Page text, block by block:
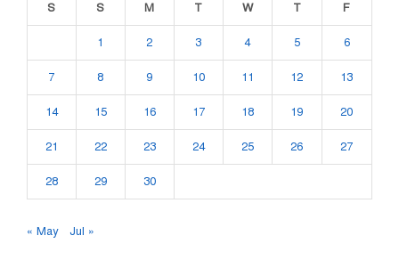
S
S M T W T F
1 2 3 4 5 6
7 8 9 10 11 12 13
14 15 16 17 18 19 20
21 22 23 24 25 26 27
28 29 30
« May Jul »